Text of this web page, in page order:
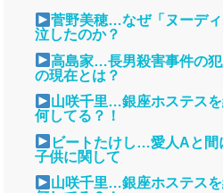
菅野美穂…なぜ「ヌーデ
泣したのか？
高島家…長男殺害事件の
の現在とは？
山咲千里…銀座ホステス
何してる？！
ビートたけし…愛人Aと間
子供に関して
山咲千里…銀座ホステス